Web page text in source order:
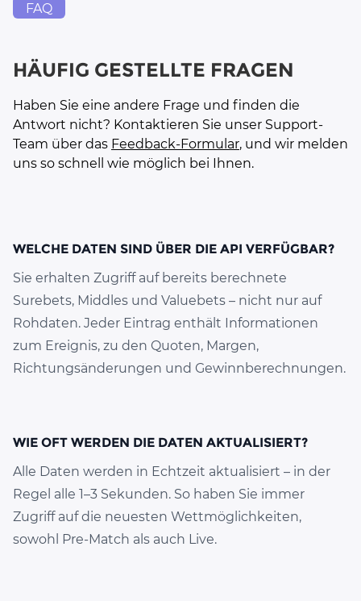
FAQ
HÄUFIG GESTELLTE FRAGEN
Haben Sie eine andere Frage und finden die
Antwort nicht? Kontaktieren Sie unser Support-
Team über das Feedback-Formular, und wir melden
uns so schnell wie möglich bei Ihnen.
WELCHE DATEN SIND ÜBER DIE API VERFÜGBAR?
Sie erhalten Zugriff auf bereits berechnete
Surebets, Middles und Valuebets – nicht nur auf
Rohdaten. Jeder Eintrag enthält Informationen
zum Ereignis, zu den Quoten, Margen,
Richtungsänderungen und Gewinnberechnungen.
WIE OFT WERDEN DIE DATEN AKTUALISIERT?
Alle Daten werden in Echtzeit aktualisiert – in der
Regel alle 1–3 Sekunden. So haben Sie immer
Zugriff auf die neuesten Wettmöglichkeiten,
sowohl Pre-Match als auch Live.